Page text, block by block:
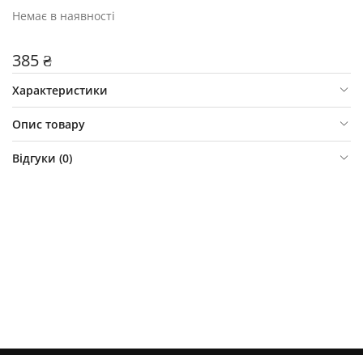
Немає в наявності
385 ₴
Характеристики
Опис товару
Відгуки (0)